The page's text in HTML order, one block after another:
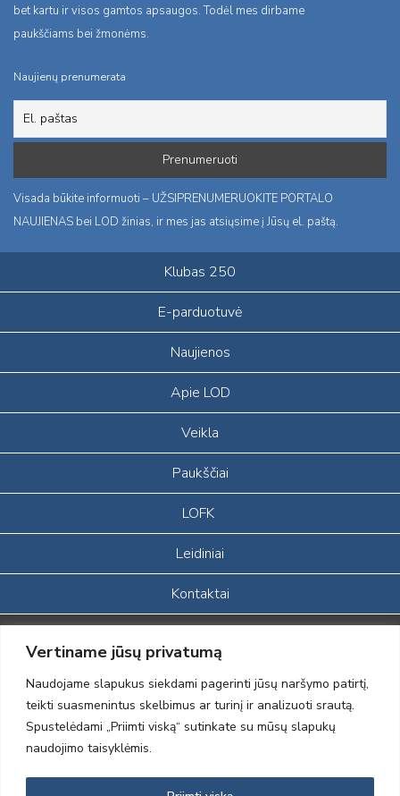
Vertiname jūsų privatumą
Naudojame slapukus siekdami pagerinti jūsų naršymo patirtį,
teikti suasmenintus skelbimus ar turinį ir analizuoti srautą.
Spustelėdami „Priimti viską“ sutinkate su mūsų slapukų
naudojimo taisyklėmis.
bet kartu ir visos gamtos apsaugos. Todėl mes dirbame
paukščiams bei žmonėms.
Naujienų prenumerata
Visada būkite informuoti – UŽSIPRENUMERUOKITE PORTALO
NAUJIENAS bei LOD žinias, ir mes jas atsiųsime į Jūsų el. paštą.
Klubas 250
E-parduotuvė
Naujienos
Apie LOD
Veikla
Paukščiai
LOFK
Leidiniai
Kontaktai
Portalas sukurtas įgyvendinant Lietuvos Respublikos, Europos
ekonominės erdvės ir Norvegijos finansinių mechanizmų iš dalies
finansuojamą paprojektį
„LOD visuomeninės /gamtosauginės veiklos sustiprinimas ir įvaizdžio
formavimas įtraukiant visuomenę į aplinkosauginių tyrimų veiklą“
(paprojekčio
įgyvendinimo sutarties numeris 2004-LT0008-NVO-1EEE/NOR-02-